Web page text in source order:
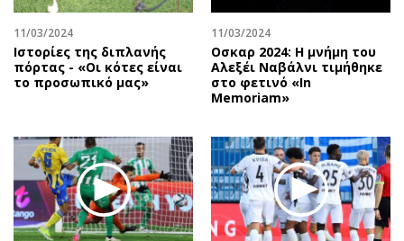
Πολιτισμός
Σινεμά
Θέατρο-Χορός
Μουσική
Βιβλίο
Χειρόγραφα
Εκπομπές
Wine routes
Podcasts
Uncut
Προσωπικότητες στην ''Κ''
Επιστολές
11/03/2024
Ιστορίες της διπλανής
πόρτας - «Οι κότες είναι
το προσωπικό μας»
11/03/2024
Οσκαρ 2024: Η μνήμη του
Αλεξέι Ναβάλνι τιμήθηκε
στο φετινό «In
Memoriam»